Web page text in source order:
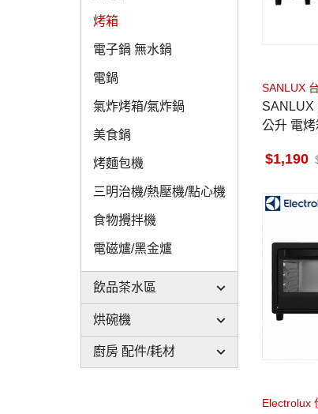
烤箱
電子鍋 無水鍋
電鍋
氣炸烤箱/氣炸鍋
美食鍋
烤麵包機
三明治機/熱壓機/點心機
食物攪拌機
電磁爐/黑金爐
飲品茶水區
烘碗機
廚房 配件/耗材
SANLUX
SANLUX
公升 電
1,190
Electrolux